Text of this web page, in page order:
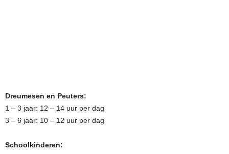
Dreumesen en Peuters:
1 – 3 jaar: 12 – 14 uur per dag
3 – 6 jaar: 10 – 12 uur per dag
Schoolkinderen: